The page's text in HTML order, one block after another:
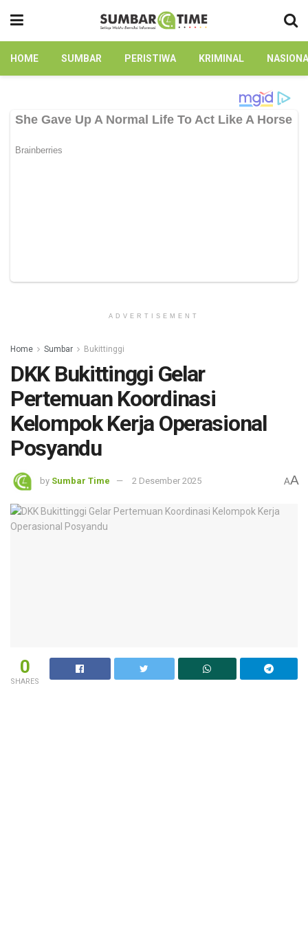
HOME SUMBAR PERISTIWA KRIMINAL
ADVERTISEMENT
Home Sumbar Bukittinggi
DKK Bukittinggi Gelar
Pertemuan Koordinasi
Kelompok Kerja Operasional
Posyandu
by Sumbar Time 2 Desember 2025 AA
0
SHARES